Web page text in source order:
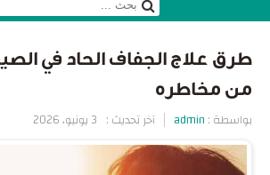
طرق علاج الجفاف الحاد في
من مخاطره
بواسطة : admin آخر تحديث : 3 يونيو، 2026